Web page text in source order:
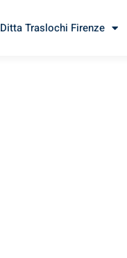
Ditta Traslochi Firenze